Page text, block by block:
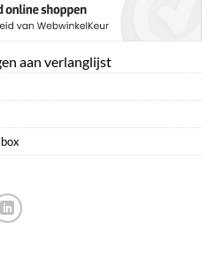
aan verlanglijst